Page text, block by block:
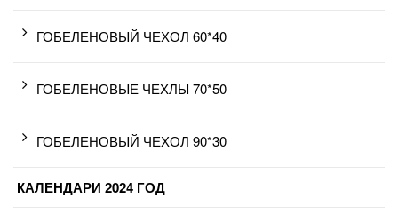
ГОБЕЛЕНОВЫЙ ЧЕХОЛ 60*40
ГОБЕЛЕНОВЫЕ ЧЕХЛЫ 70*50
ГОБЕЛЕНОВЫЙ ЧЕХОЛ 90*30
КАЛЕНДАРИ 2024 ГОД